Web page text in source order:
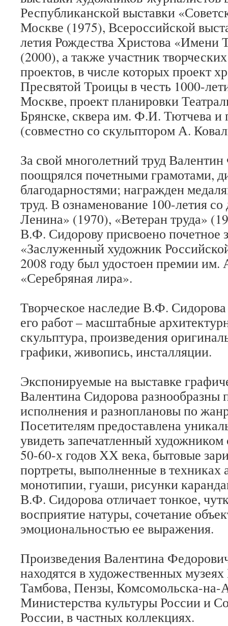
Республиканской выставки
Москве (1975), Всероссийской
летия Рождества Христова «Имени
(2000), а также участник
проектов, в числе которых проект
Пресвятой Троицы в честь 1000-
Москве, проект планировки
Брянске, сквера им. Ф.И. Тютчева и
(совместно со скульптором А.
За свой многолетний труд
поощрялся почетными грамотами,
благодарностями; награжден
труд. В ознаменование 100-летия
Ленина» (1970), «Ветеран труда»
В.Ф. Сидорову присвоено почетное
«Заслуженный художник
2008 году был удостоен премии им.
«Серебряная лира».
Творческое наследие В.Ф.
его работ – масштабные
скульптура, произведения
графики, живопись, инсталляции.
Экспонируемые на выставке
Валентина Сидорова разнообразны
исполнения и разноплановы по
Посетителям предоставлена
увидеть запечатленный
50-60-х годов ХХ века, бытовые
портреты, выполненные в техниках
монотипии, гуаши, рисунки
В.Ф. Сидорова отличает тонкое,
восприятие натуры, сочетание
эмоциональностью ее выражения.
Произведения Валентина
находятся в художественных
Тамбова, Пензы, Комсомольска-на-
Министерства культуры России и
России, в частных коллекциях.